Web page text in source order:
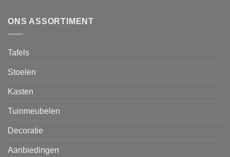
ONS ASSORTIMENT
Tafels
Stoelen
Kasten
Tuinmeubelen
Decoratie
Aanbiedingen